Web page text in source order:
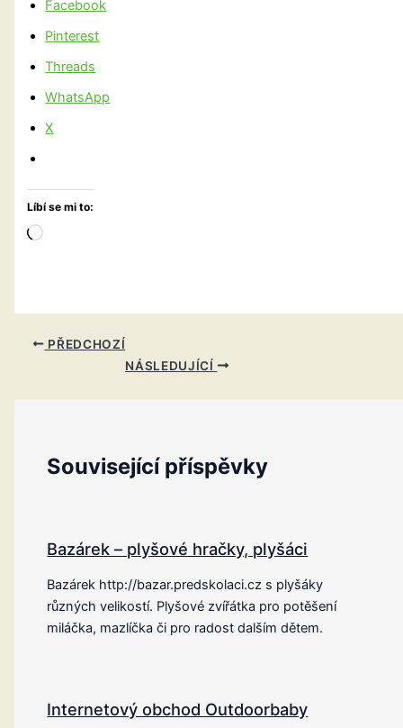
Facebook
Pinterest
Threads
WhatsApp
X
Líbí se mi to:
Načítání…
PŘEDCHOZÍ
NÁSLEDUJÍCÍ
Související příspěvky
Bazárek – plyšové hračky, plyšáci
Bazárek http://bazar.predskolaci.cz s plyšáky
různých velikostí. Plyšové zvířátka pro potěšení
miláčka, mazlíčka či pro radost dalším dětem.
Internetový obchod Outdoorbaby